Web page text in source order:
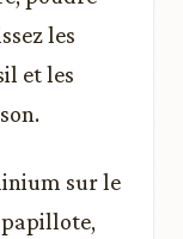
les
et les
sur le